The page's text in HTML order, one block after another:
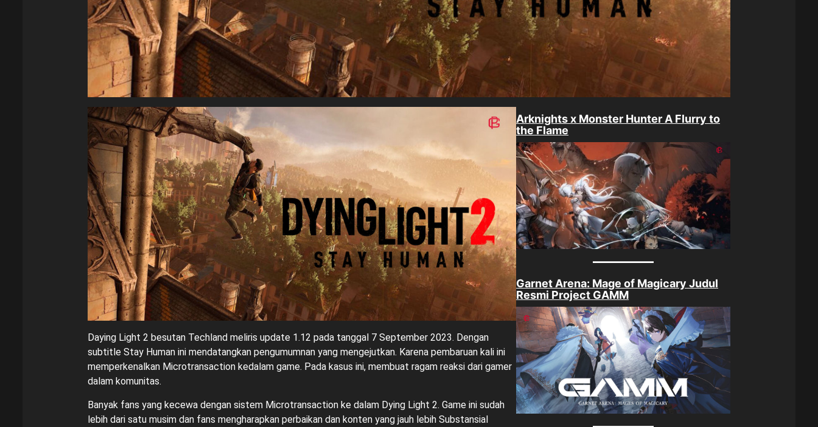
Daying Light 2 besutan Techlandmeliris update 1.12 pada tanggal 7 September 2023. Dengan
subtitle Stay Human ini mendatangkan pengumumnan yang mengejutkan. Karena pembaruan kali ini
memperkenalkan Microtransaction kedalam game. Pada kasus ini, membuat ragam reaksi dari gamer
dalam komunitas.
Banyak fans yang kecewa dengan sistem Microtransaction ke dalam Dying Light 2. Game ini sudah
lebih dari satu musim dan fans mengharapkan perbaikan dan konten yang jauh lebih Substansial
Arknights x Monster Hunter A Flurry to
the Flame
Garnet Arena: Mage of Magicary Judul
Resmi Project GAMM